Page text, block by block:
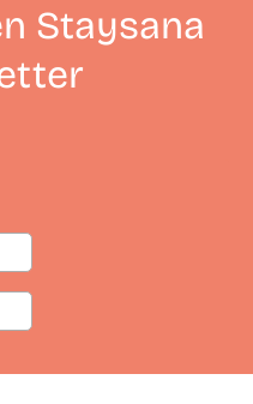
Staysana